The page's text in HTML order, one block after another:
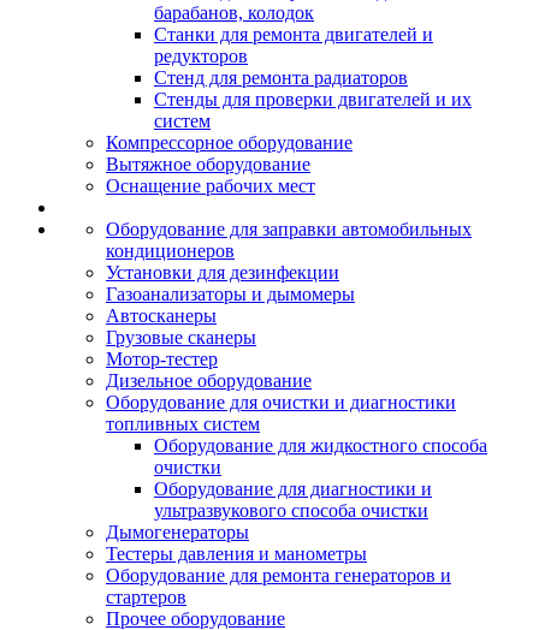
барабанов, колодок
Станки для ремонта двигателей и
редукторов
Стенд для ремонта радиаторов
Стенды для проверки двигателей и их
систем
Компрессорное оборудование
Вытяжное оборудование
Оснащение рабочих мест
Оборудование для заправки автомобильных
кондиционеров
Установки для дезинфекции
Газоанализаторы и дымомеры
Автосканеры
Грузовые сканеры
Мотор-тестер
Дизельное оборудование
Оборудование для очистки и диагностики
топливных систем
Оборудование для жидкостного способа
очистки
Оборудование для диагностики и
ультразвукового способа очистки
Дымогенераторы
Тестеры давления и манометры
Оборудование для ремонта генераторов и
стартеров
Прочее оборудование